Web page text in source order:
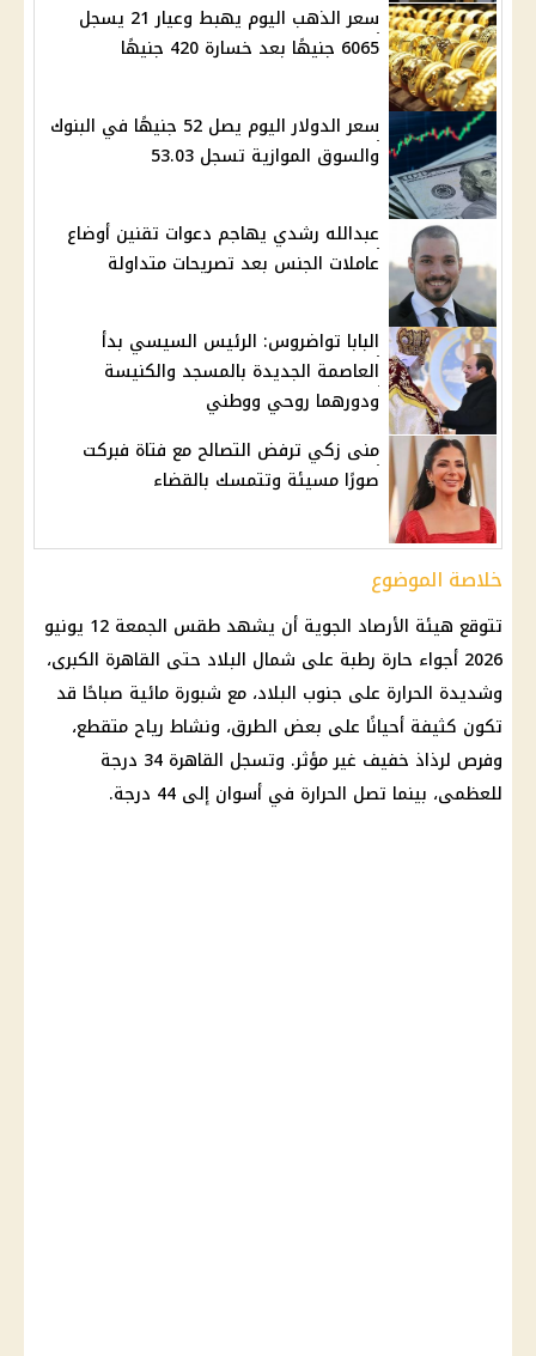
سعر الذهب اليوم يهبط وعيار 21 يسجل
6065 جنيهًا بعد خسارة 420 جنيهًا
سعر الدولار اليوم يصل 52 جنيهًا في البنوك
والسوق الموازية تسجل 53.03
عبدالله رشدي يهاجم دعوات تقنين أوضاع
عاملات الجنس بعد تصريحات متداولة
البابا تواضروس: الرئيس السيسي بدأ
العاصمة الجديدة بالمسجد والكنيسة
ودورهما روحي ووطني
منى زكي ترفض التصالح مع فتاة فبركت
صورًا مسيئة وتتمسك بالقضاء
خلاصة الموضوع
تتوقع هيئة الأرصاد الجوية
أن يشهد طقس الجمعة 12 يونيو
2026 أجواء حارة رطبة على شمال البلاد حتى
القاهرة الكبرى،
وشديدة الحرارة على جنوب البلاد، مع شبورة مائية صباحًا قد
تكون كثيفة أحيانًا على بعض الطرق، ونشاط رياح متقطع،
وفرص لرذاذ خفيف غير مؤثر. وتسجل القاهرة
34 درجة
للعظمى، بينما تصل الحرارة في أسوان إلى 44 درجة.